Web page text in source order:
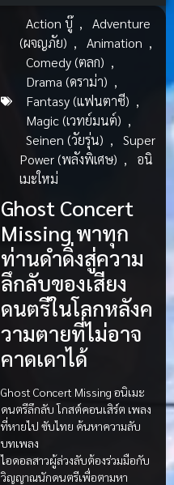
Action บู๊ ,
Adventure
(ผจญภัย) , Animation ,
Comedy (ตลก) ,
Drama (ดราม่า) ,
Fantasy (แฟนตาซี) ,
Magic (เวทย์มนต์) ,
Seinen (วัยรุ่น) ,
Super
Power (พลังพิเศษ) ,
อนิ
เมะใหม่
Ghost Concert
Missing พาทุก
ท่านดำดิ่งสู่ความ
ลึกลับของเสียง
ดนตรีในโลกหลังค
วามตายที่ไม่อาจ
คาดเดาได้
Ghost Concert Missing อนิเมะ
ดนตรีลึกลับ โกสต์คอนเสิร์ต เพลง
ที่หายไป ซับไทย ค้นหาความลับ
บทเพลง
ไอดอลสาวผู้ล่วงลับต้องร่วมมือกับ
วิญญาณนักดนตรีเพื่อตามหา